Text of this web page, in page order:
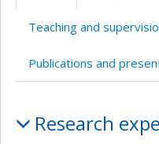
Teaching and
Publications and
Research